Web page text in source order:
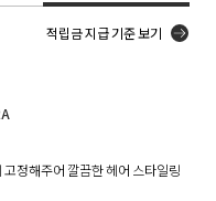
적립금 지급 기준 보기
정해주어 깔끔한 헤어 스타일링